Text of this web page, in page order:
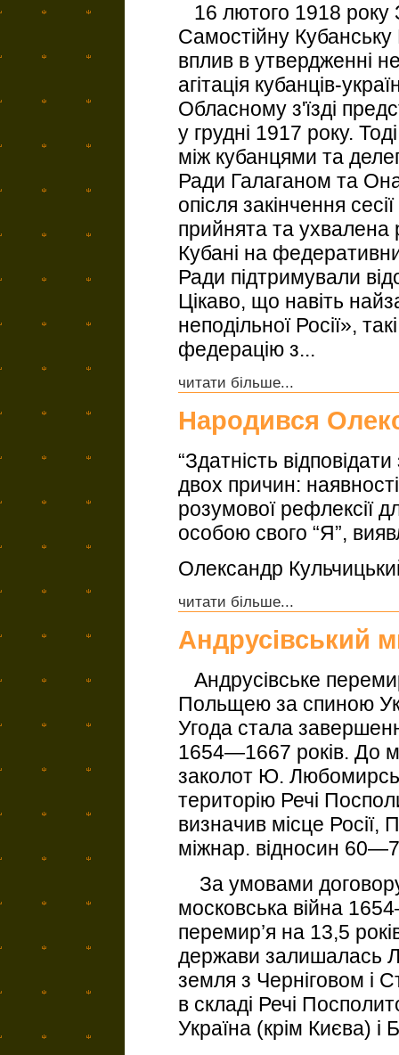
16 лютого 1918 року
Самостійну
вплив в утвердженні
агітація кубанців-
Обласному з'їзді
у грудні 1917 року.
між кубанцями та
Ради Галаганом та
опісля закінчення
прийнята та ухвалена
Кубані на
Ради підтримували
Цікаво, що навіть
неподільної Росії»,
федерацію з...
читати більше...
Народився
“Здатність
двох причин:
розумової рефлексії
особою свого “Я”,
Олександр
читати більше...
Андрусівський
Андрусівське
Польщею за спиною
Угода стала
1654—1667 років. До
заколот Ю.
територію Речі
визначив місце Росії,
міжнар. відносин
За умовами
московська війна
перемир’я на 13,5
держави залишалась
земля з Черніговом і
в складі Речі
Україна (крім Києва) і